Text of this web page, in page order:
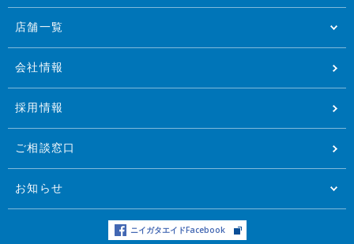
店舗一覧
会社情報
採用情報
ご相談窓口
お知らせ
ニイガタエイドFacebook